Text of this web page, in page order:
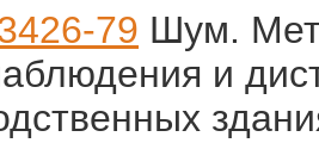
79 Шум.
и